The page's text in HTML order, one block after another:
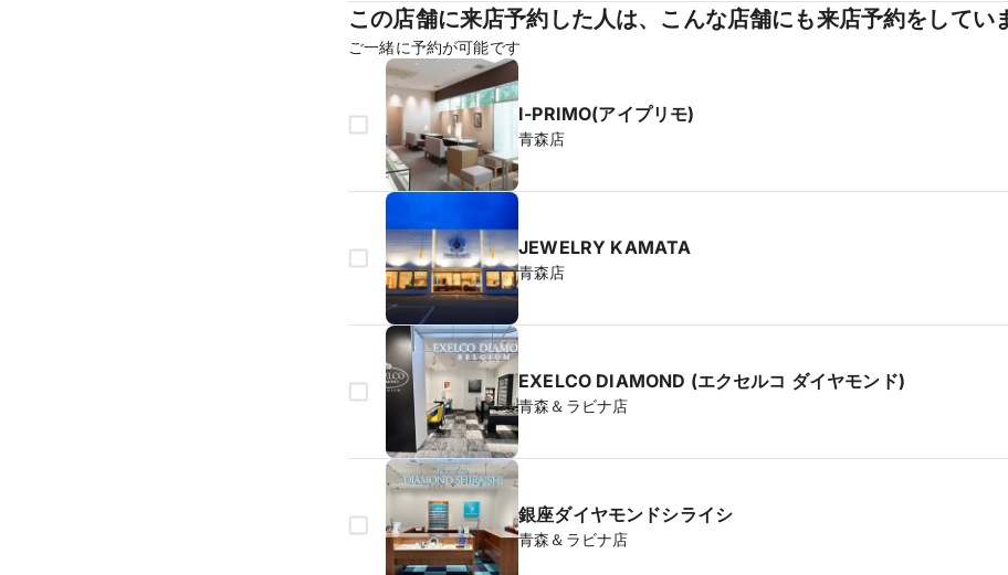
この店舗に来店予約した人は、こんな店舗にも来店予約をしてい
ご一緒に予約が可能です
I-PRIMO(アイプリモ)
青森店
JEWELRY KAMATA
青森店
EXELCO DIAMOND (エクセルコ ダイヤモンド)
青森＆ラビナ店
銀座ダイヤモンドシライシ
青森＆ラビナ店